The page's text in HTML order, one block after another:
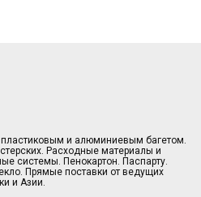
и алюминиевым багетом.
Расходные материалы и
системы. Пенокартон. Паспарту.
Прямые поставки от ведущих
и Азии.